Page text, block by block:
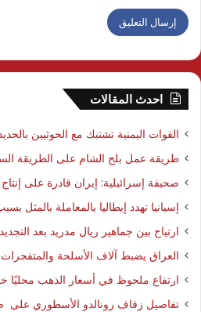
احدث المقالات
القوات اليمنية تشتبك مع الحوثيين
طريقة عمل بلح الشام على الطريقة
صحيفة إسرائيلية: إيران قادرة على
إسبانيا تهدد إيطاليا بالمعاملة بالمثل
ارتياح بين جماهير ريال مدريد بعد
العراق يضبط آلاف الأسلحة
ارتفاع ملحوظ في أسعار الذهب محليًا
تفاصيل زفاف رونالدو الأسطوري على